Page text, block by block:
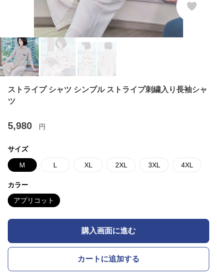
ストライプ シャツ シンプル ストライプ刺繍入り長袖シャ
ツ
5,980 円
サイズ
M L XL 2XL 3XL 4XL
カラー
アプリコット
購入画面に進む
カートに追加する